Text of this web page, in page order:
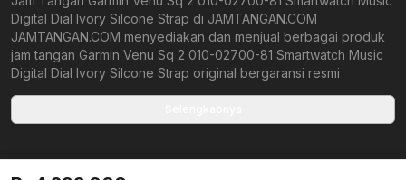
Digital Dial Ivory Silcone Strap di JAMTANGAN.COM
JAMTANGAN.COM menyediakan dan menjual berbagai produk
jam tangan Garmin Venu Sq 2 010-02700-81 Smartwatch Music
Digital Dial Ivory Silcone Strap original bergaransi resmi
pelanggan. JAMTANGAN.COM menjamin produk-produk yang
tinggi, dan memiliki harga yang lebih terjangkau dari toko online